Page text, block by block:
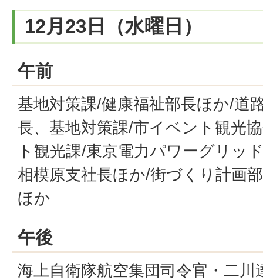
12月23日（水曜日）
午前
基地対策課/健康福祉部長ほか/道
長、基地対策課/市イベント観光
ト観光課/東京電力パワーグリッ
相模原支社長ほか/街づくり計画
ほか
午後
海上自衛隊航空集団司令官・二